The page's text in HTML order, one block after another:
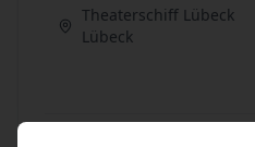
Theaterschiff Lübeck
Lübeck